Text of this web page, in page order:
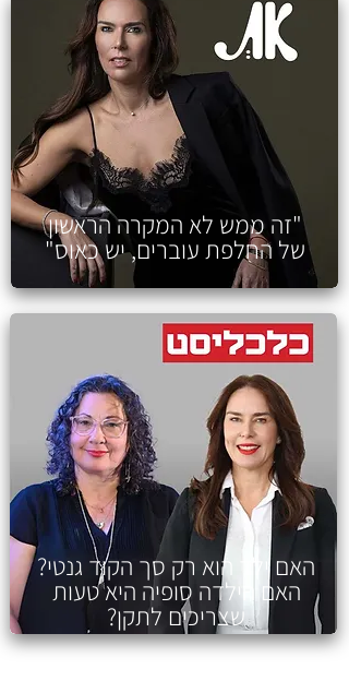
"זה ממש לא המקרה הראשון
של החלפת עוברים, יש כאוס"
האם ילד הוא רק סך הקוד גנטי?
האם הילדה סופיה היא טעות
שצריכים לתקן?